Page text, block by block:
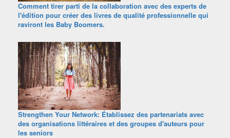
Comment tirer parti de la collaboration avec des experts de
l'édition pour créer des livres de qualité professionnelle qui
raviront les Baby Boomers.
Strengthen Your Network: Établissez des partenariats avec
des organisations littéraires et des groupes d'auteurs pour
les seniors